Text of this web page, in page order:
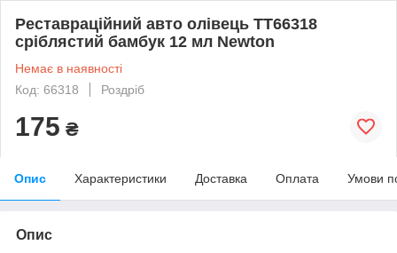
Реставраційний авто олівець ТТ66318
сріблястий бамбук 12 мл Newton
Немає в наявності
Код: 66318
Роздріб
175 ₴
Опис Характеристики Доставка Оплата Умови
Опис